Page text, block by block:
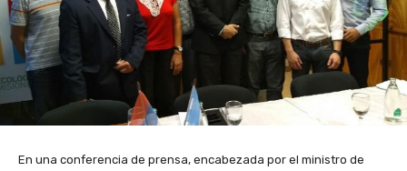
En una conferencia de prensa, encabezada por el ministro de